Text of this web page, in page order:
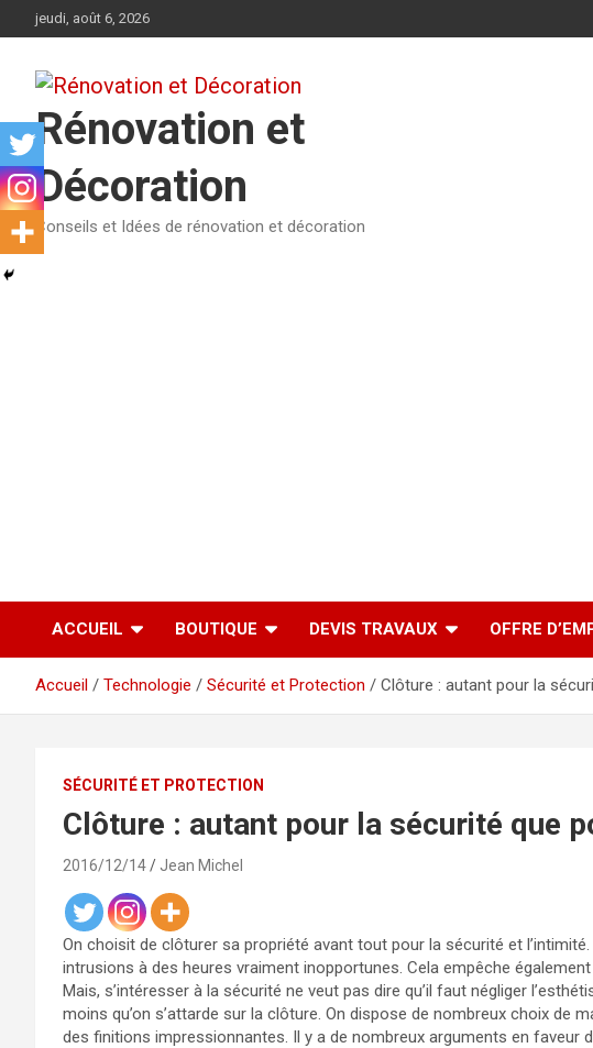
au
jeudi, août 6, 2026
Rénovation et
Décoration
Conseils et Idées de rénovation et décoration
ACCUEIL BOUTIQUE DEVIS TRAVAUX OFFRE
Accueil Technologie Sécurité et Protection Clôture : autant pour la
SÉCURITÉ ET PROTECTION
Clôture : autant pour la sécurité que
2016/12/14 Jean Michel
On choisit de clôturer sa propriété avant tout pour la sécurité et
intrusions à des heures vraiment inopportunes. Cela empêche
Mais, s’intéresser à la sécurité ne veut pas dire qu’il faut négliger
moins qu’on s’attarde sur la clôture. On dispose de nombreux choix de
des finitions impressionnantes. Il y a de nombreux arguments en faveur